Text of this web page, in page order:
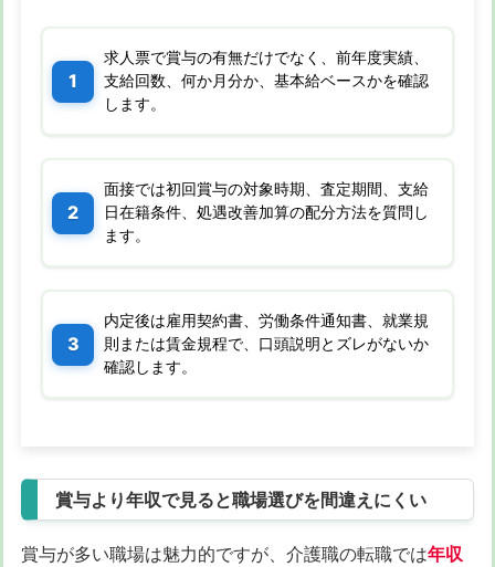
求人票で賞与の有無だけでなく、前年度実績、
支給回数、何か月分か、基本給ベースかを確認
します。
面接では初回賞与の対象時期、査定期間、支給
日在籍条件、処遇改善加算の配分方法を質問し
ます。
内定後は雇用契約書、労働条件通知書、就業規
則または賃金規程で、口頭説明とズレがないか
確認します。
賞与より年収で見ると職場選びを間違えにくい
賞与が多い職場は魅力的ですが、介護職の転職では年収